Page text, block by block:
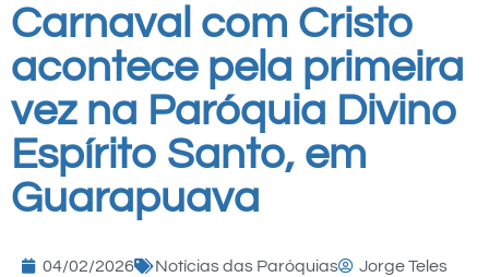
Carnaval com Cristo
acontece pela primeira
vez na Paróquia Divino
Espírito Santo, em
Guarapuava
04/02/2026 Notícias das Paróquias Jorge Teles